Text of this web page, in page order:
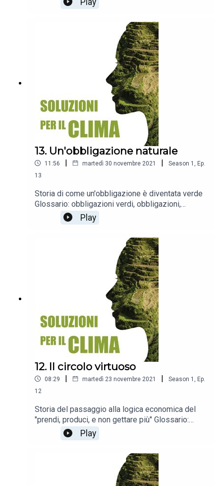
finanziamento nel settore energetico della BEI
13. Un'obbligazione naturale
11:56 | martedì 30 novembre 2021 | Season 1 , Ep.
13
Storia di come un'obbligazione è diventata verde
Glossario: obbligazioni verdi, obbligazioni,
obbligazioni climaticamente responsabili (CAB),
obbligazioni per lo sviluppo sostenibile (SAB)
Play
12. Il circolo virtuoso
08:29 | martedì 23 novembre 2021 | Season 1 , Ep.
12
Storia del passaggio alla logica economica del
"prendi, produci, e non gettare più" Glossario:
economia circolare, economia lineare,
progettazione ecocompatibile, approccio cradle-
to-cradle (dalla culla alla culla), economia della
Play